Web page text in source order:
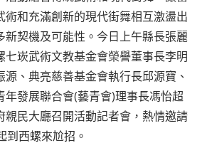
術和充滿創新的現代街舞相互激盪出
新契機及可能性。今日上午縣長張麗
七崁武術文教基金會榮譽董事長李明
、典亮慈善基金會執行長邱源寶、
年發展聯合會(藝青會)理事長馮怡超
親民大廳召開活動記者會，熱情邀請
到西螺來尬招。